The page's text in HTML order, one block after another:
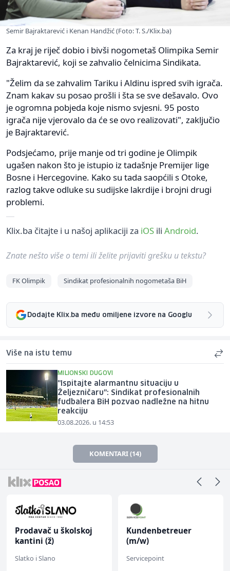
Semir Bajraktarević i Kenan Handžić (Foto: T. S./Klix.ba)
Za kraj je riječ dobio i bivši nogometaš Olimpika Semir
Bajraktarević, koji se zahvalio čelnicima Sindikata.
"Želim da se zahvalim Tariku i Aldinu ispred svih igrača.
Znam kakav su posao prošli i šta se sve dešavalo. Ovo
je ogromna pobjeda koje nismo svjesni. 95 posto
igrača nije vjerovalo da će se ovo realizovati", zaključio
je Bajraktarević.
Podsjećamo, prije manje od tri godine je Olimpik
ugašen nakon što je istupio iz tadašnje Premijer lige
Bosne i Hercegovine. Kako su tada saopćili s Otoke,
razlog takve odluke su sudijske lakrdije i brojni drugi
problemi.
Klix.ba čitajte i u našoj aplikaciji za iOS ili Android.
Znate nešto više o temi ili želite prijaviti grešku u tekstu?
FK Olimpik Sindikat profesionalnih nogometaša BiH
Dodajte Klix.ba među omiljene izvore na Googlu
Više na istu temu
MILIONSKI DUGOVI
"Ispitajte alarmantnu situaciju u
Željezničaru": Sindikat profesionalnih
fudbalera BiH pozvao nadležne na hitnu
reakciju
03.08.2026. u 14:53
KOMENTARI (14)
Prodavač u školskoj
kantini (ž)
Slatko i Slano
Kundenbetreuer
(m/w)
Servicepoint